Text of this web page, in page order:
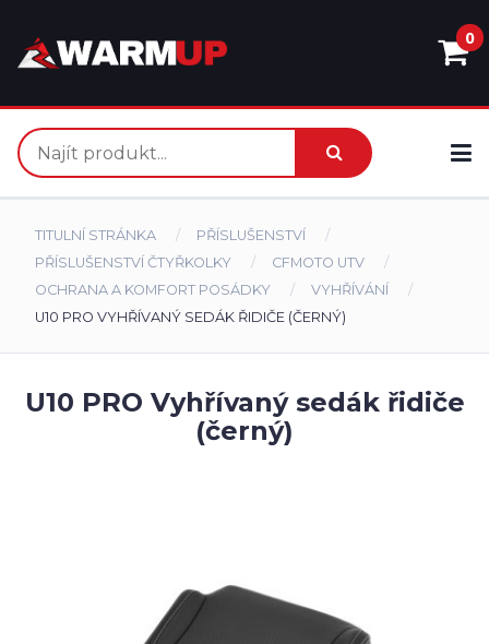
0
TITULNÍ STRÁNKA
PŘÍSLUŠENSTVÍ
PŘÍSLUŠENSTVÍ ČTYŘKOLKY
CFMOTO UTV
OCHRANA A KOMFORT POSÁDKY
VYHŘÍVÁNÍ
U10 PRO VYHŘÍVANÝ SEDÁK ŘIDIČE (ČERNÝ)
U10 PRO Vyhřívaný sedák řidiče
(černý)